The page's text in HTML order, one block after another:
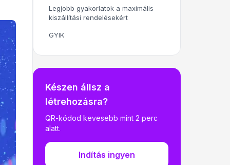
Legjobb gyakorlatok a maximális
kiszállítási rendelésekért
GYIK
Készen állsz a
létrehozásra?
QR-kódod kevesebb mint 2 perc
alatt.
Indítás ingyen